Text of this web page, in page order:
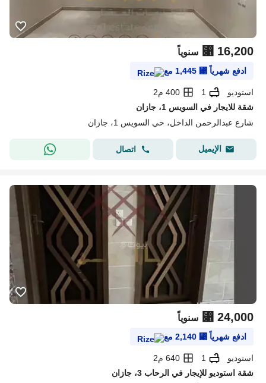
⃁ 16,200 سنوياً
ادفع شهرياً ⃁
1,445 مع
استوديو 1
400 م2
شقة للايجار في السويس 1، جازان
شارع عبدالرحمن الداخل، حي السويس 1، جازان
الإيميل اتصال
⃁ 24,000 سنوياً
ادفع شهرياً ⃁
2,140 مع
استوديو 1
640 م2
شقة استوديو للإيجار في الرحاب 3، جازان